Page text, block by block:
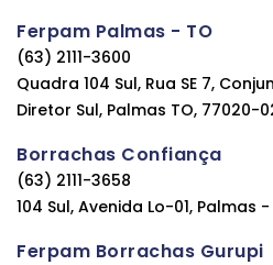
Ferpam Palmas - TO
(63) 2111-3600
Quadra 104 Sul, Rua SE 7,
Diretor Sul, Palmas TO, 77020-
Borrachas Confiança
(63) 2111-3658
104 Sul, Avenida Lo-01, Palmas -
Ferpam Borrachas Gurupi